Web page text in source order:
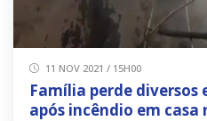
11 NOV 2021 / 15H00
Família perde
após incêndio em casa